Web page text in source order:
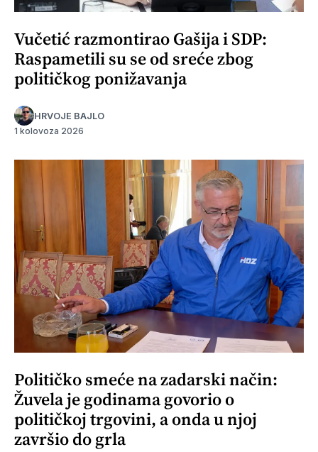
Vučetić razmontirao Gašija i SDP:
Raspametili su se od sreće zbog
političkog ponižavanja
HRVOJE BAJLO
1 kolovoza 2026
Političko smeće na zadarski način:
Žuvela je godinama govorio o
političkoj trgovini, a onda u njoj
završio do grla